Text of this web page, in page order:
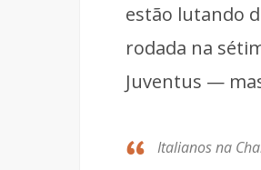
estão lutando
rodada na
Juventus —
Italianos na